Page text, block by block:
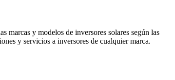
marcas y modelos de inversores solares según las
y servicios a inversores de cualquier marca.